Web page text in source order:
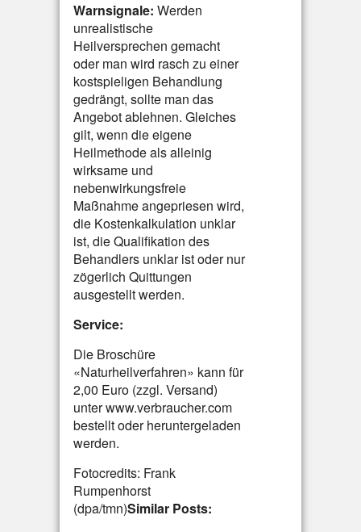
Warnsignale: Werden
unrealistische
Heilversprechen gemacht
oder man wird rasch zu einer
kostspieligen Behandlung
gedrängt, sollte man das
Angebot ablehnen. Gleiches
gilt, wenn die eigene
Heilmethode als alleinig
wirksame und
nebenwirkungsfreie
Maßnahme angepriesen wird,
die Kostenkalkulation unklar
ist, die Qualifikation des
Behandlers unklar ist oder nur
zögerlich Quittungen
ausgestellt werden.
Service:
Die Broschüre
«Naturheilverfahren» kann für
2,00 Euro (zzgl. Versand)
unter www.verbraucher.com
bestellt oder heruntergeladen
werden.
Fotocredits: Frank
Rumpenhorst
(dpa/tmn)Similar Posts: